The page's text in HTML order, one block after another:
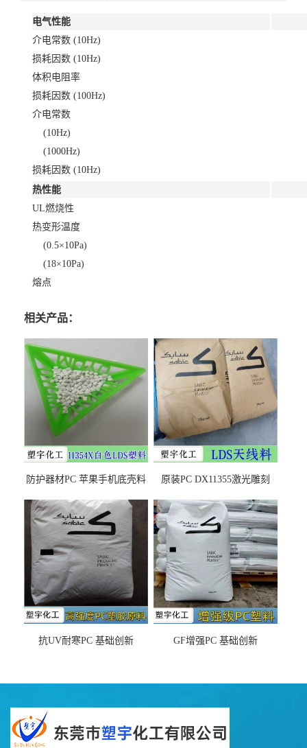
电气性能
介电常数 (10Hz)
损耗因数 (10Hz)
体积电阻率
损耗因数 (100Hz)
介电常数
(10Hz)
(1000Hz)
损耗因数 (10Hz)
热性能
UL燃烧性
热变形温度
(0.5×10Pa)
(18×10Pa)
熔点
相关产品：
防护器材PC 苹果手机底壳料
之忧
原装PC DX11355激光雕刻
抗UV耐寒PC 基础创新
GF增强PC 基础创新